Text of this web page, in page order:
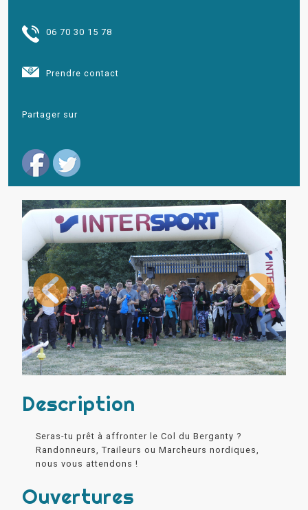
06 70 30 15 78
Prendre contact
Partager sur
Description
Seras-tu prêt à affronter le Col du Berganty ?
Randonneurs, Traileurs ou Marcheurs nordiques,
nous vous attendons !
Ouvertures